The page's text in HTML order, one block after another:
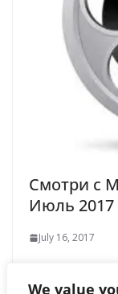
We value
Смотри с
Июль 2017
July 16, 2017